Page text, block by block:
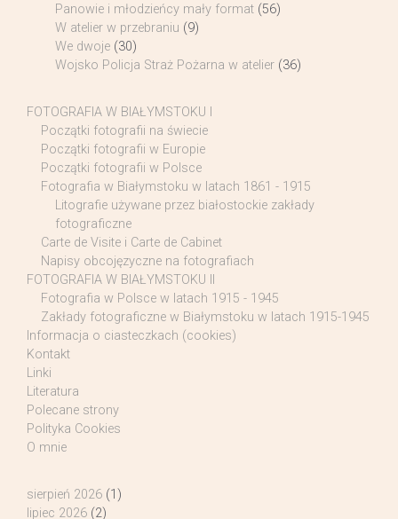
Panowie i młodzieńcy mały format (56)
W atelier w przebraniu (9)
We dwoje (30)
Wojsko Policja Straż Pożarna w atelier (36)
FOTOGRAFIA W BIAŁYMSTOKU I
Początki fotografii na świecie
Początki fotografii w Europie
Początki fotografii w Polsce
Fotografia w Białymstoku w latach 1861 - 1915
Litografie używane przez białostockie zakłady
fotograficzne
Carte de Visite i Carte de Cabinet
Napisy obcojęzyczne na fotografiach
FOTOGRAFIA W BIAŁYMSTOKU II
Fotografia w Polsce w latach 1915 - 1945
Zakłady fotograficzne w Białymstoku w latach 1915-1945
Informacja o ciasteczkach (cookies)
Kontakt
Linki
Literatura
Polecane strony
Polityka Cookies
O mnie
sierpień 2026 (1)
lipiec 2026 (2)